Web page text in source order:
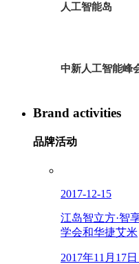
人工智能岛
中新人工智能峰
Brand activities
品牌活动
2017-12-15
江岛智立方·智
学会和华捷艾米
2017年11月17